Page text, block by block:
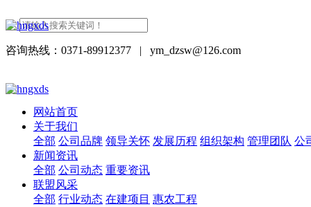
咨询热线：0371-89912377 | ym_dzsw@126.com
网站首页
关于我们
全部 公司品牌 领导关怀 发展历程 组织架构 管理团队 公
新闻资讯
全部 公司动态 重要资讯
联盟风采
全部 行业动态 在建项目 惠农工程